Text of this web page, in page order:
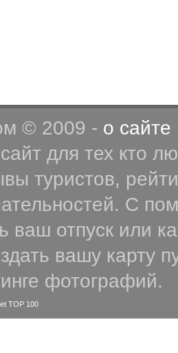
© 2009 - о сайте
для тех кто
туристов,
С
ваш отпуск или
вашу карту
фотографий.